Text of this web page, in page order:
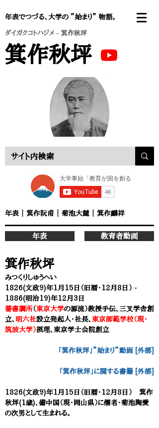
年表でつづる、大学の ”始まり” 物語。
ダイガクコトハジメ - 箕作秋坪
箕作秋坪
年表 箕作阮甫 菊池大麓 箕作麟祥
箕作秋坪
みつくりしゅうへい
1826(文政9)年1月15日（旧暦・12月8日） -
1886(明治19)年12月3日
蕃書調所（東京大学の源流）教授手伝、 三叉学舎創
立、 明六社設立発起人・社長、 東京師範学校（現・
筑波大学）摂理、 東京学士会院創立
「箕作秋坪」”始まり”動画 [外部
​「箕作秋坪」に関する書籍 [外部]
1826(文政9)年1月15日（旧暦・12月8日） 箕作
秋坪(1歳)、備中国（現・岡山県）に儒者・菊池陶愛
の次男として生まれる。
年表 教育者動画